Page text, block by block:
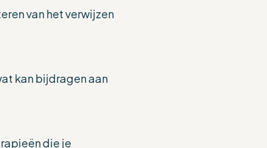
van het verwijzen
kan bijdragen aan
die je